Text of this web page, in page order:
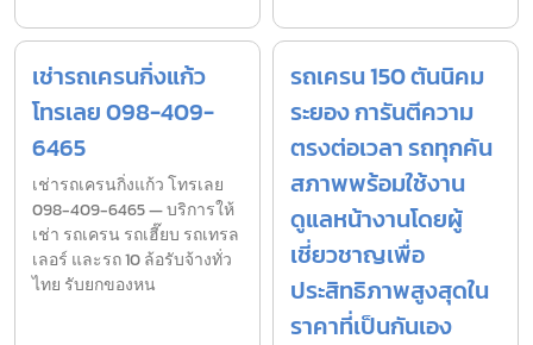
เช่ารถเครนกิ่งแก้ว
โทรเลย 098-409-
6465
เช่ารถเครนกิ่งแก้ว โทรเลย
098-409-6465 — บริการให้
เช่า รถเครน รถเฮี๊ยบ รถเทรล
เลอร์ และรถ 10 ล้อรับจ้างทั่ว
ไทย รับยกของหน
รถเครน 150 ตันนิคม
ระยอง การันตีความ
ตรงต่อเวลา รถทุกคัน
สภาพพร้อมใช้งาน
ดูแลหน้างานโดยผู้
เชี่ยวชาญเพื่อ
ประสิทธิภาพสูงสุดใน
ราคาที่เป็นกันเอง